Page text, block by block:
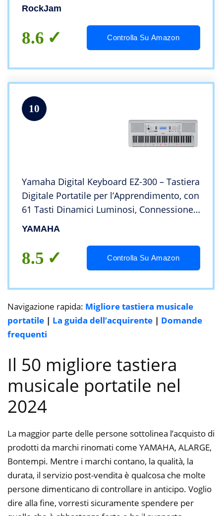
RockJam
8.6 Controlla Su Amazon
10
Yamaha Digital Keyboard EZ-300 – Tastiera
Digitale Portatile per l’Apprendimento, con
61 Tasti Dinamici Luminosi, Connessione
USB-to-host, Bianco
YAMAHA
8.5 Controlla Su Amazon
Navigazione rapida: Migliore tastiera musicale
portatile | La guida dell’acquirente | Domande
frequenti
Il 50 migliore tastiera
musicale portatile nel
2024
La maggior parte delle persone sottolinea l’acquisto di
prodotti da marchi rinomati come YAMAHA, ALARGE,
Bontempi. Mentre i marchi contano, la qualità, la
durata, il servizio post-vendita è qualcosa che molte
persone dimenticano di controllare in anticipo. Voglio
dire alla fine, vorresti sicuramente spendere per